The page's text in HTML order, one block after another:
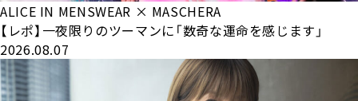
ALICE IN MENSWEAR × MASCHERA
【レポ】一夜限りのツーマンに「数奇な運命を感じます」
2026.08.07